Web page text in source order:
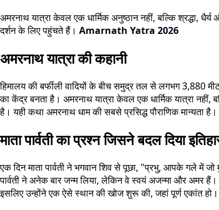
अमरनाथ यात्रा केवल एक धार्मिक अनुष्ठान नहीं, बल्कि श्रद्धा,
दर्शन के लिए पहुंचते हैं। Amarnath Yatra 2026
अमरनाथ यात्रा की कहानी
हिमालय की बर्फीली वादियों के बीच समुद्र तल से लगभग 3,880
का केंद्र बनता है। अमरनाथ यात्रा केवल एक धार्मिक यात्रा नहीं,
है। यही कथा अमरनाथ धाम की सबसे प्रसिद्ध पौराणिक मान्यता है।
माता पार्वती का प्रश्न जिसने बदल दिया
एक दिन माता पार्वती ने भगवान शिव से पूछा, "प्रभु, आपके गले में
पार्वती ने अनेक बार जन्म लिया, लेकिन वे स्वयं अजन्मा और अमर हैं।
इसलिए उन्होंने एक ऐसे स्थान की खोज शुरू की, जहां पूर्ण एकांत हो।